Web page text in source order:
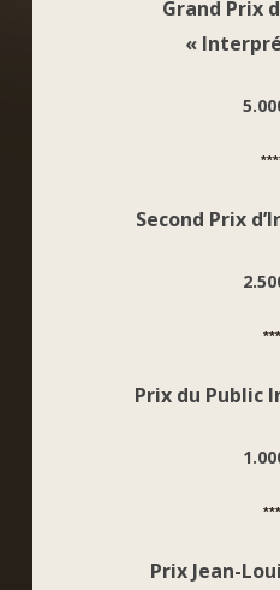
Grand Prix
«
Second Prix
***
Prix du Public
***
Prix Jean-